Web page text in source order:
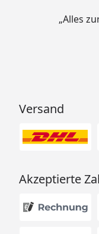
„Alles
Versand
Akzeptierte